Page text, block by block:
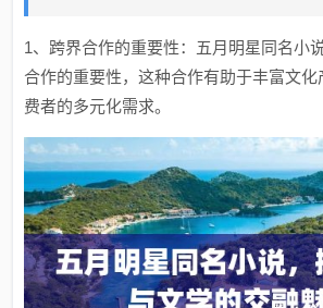
1、跨界合作的重要性：五月明星同名小
合作的重要性，这种合作有助于丰富文化
费者的多元化需求。